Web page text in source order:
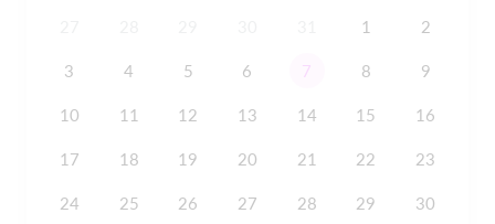
1 2
3 4 5 6 7 8 9
10 11 12 13 14 15 16
17 18 19 20 21 22 23
24 25 26 27 28 29 30